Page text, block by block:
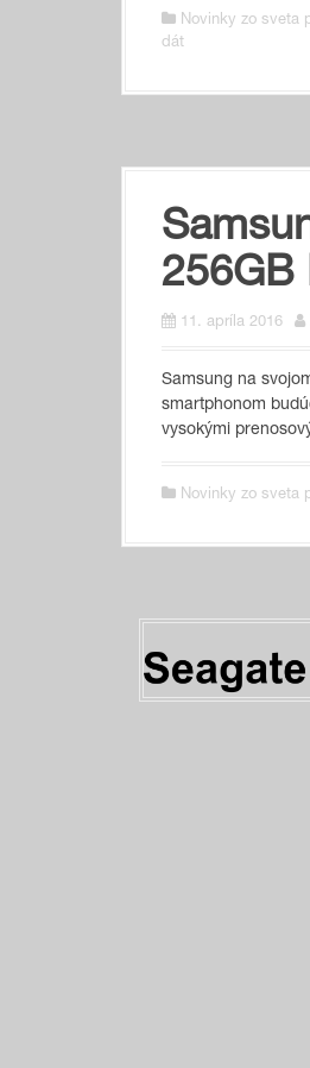
Novinky zo sveta
dát
256GB
11. apríla 2016
Samsung na
smartphonom
vysokými
Novinky zo sveta